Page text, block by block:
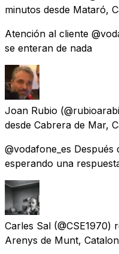
minutos desde Mataró,
Atención al cliente
se enteran de nada
Joan Rubio
desde Cabrera de Mar,
@vodafone_es
esperando una
Carles Sal (@CSE1970)
Arenys de Munt,